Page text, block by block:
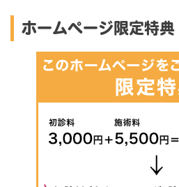
ホームページ限定特典